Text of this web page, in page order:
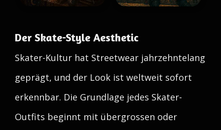
Der Skate-Style Aesthetic
Skater-Kultur hat Streetwear jahrzehntelang
geprägt, und der Look ist weltweit sofort
erkennbar. Die Grundlage jedes Skater-
Outfits beginnt mit übergrossen oder